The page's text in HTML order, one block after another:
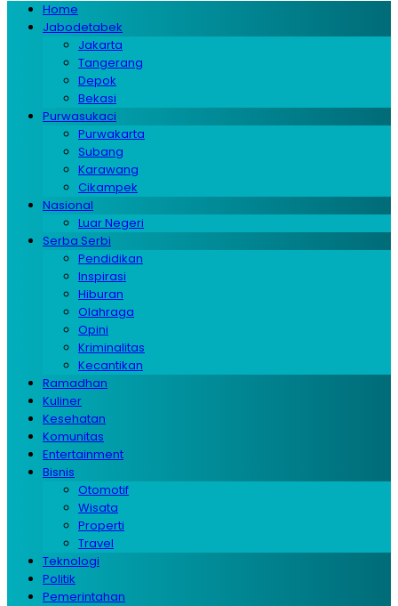
Home
Jabodetabek
Jakarta
Tangerang
Depok
Bekasi
Purwasukaci
Purwakarta
Subang
Karawang
Cikampek
Nasional
Luar Negeri
Serba Serbi
Pendidikan
Inspirasi
Hiburan
Olahraga
Opini
Kriminalitas
Kecantikan
Ramadhan
Kuliner
Kesehatan
Komunitas
Entertainment
Bisnis
Otomotif
Wisata
Properti
Travel
Teknologi
Politik
Pemerintahan